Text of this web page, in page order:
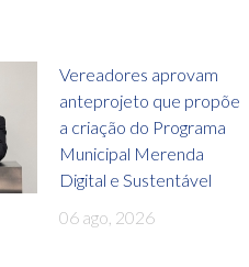
Vereadores aprovam
anteprojeto que propõe
a criação do Programa
Municipal Merenda
Digital e Sustentável
06 ago, 2026